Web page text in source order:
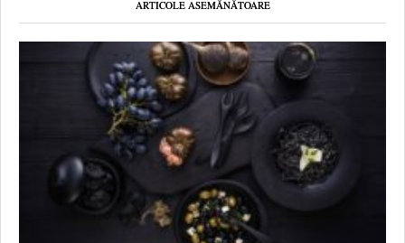
ARTICOLE ASEMĂNĂTOARE